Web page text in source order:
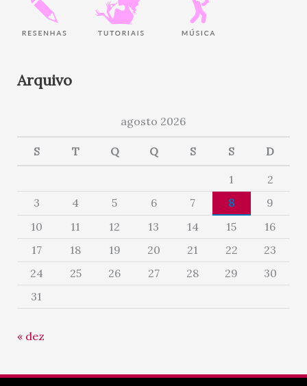
Arquivo
agosto 2026
S T Q Q S S D
1
2
3
4 5 6 7 8
9
10
11 12 13 14 15
16
17
18 19 20 21 22
23
24
25 26 27 28 29
30
31
« dez